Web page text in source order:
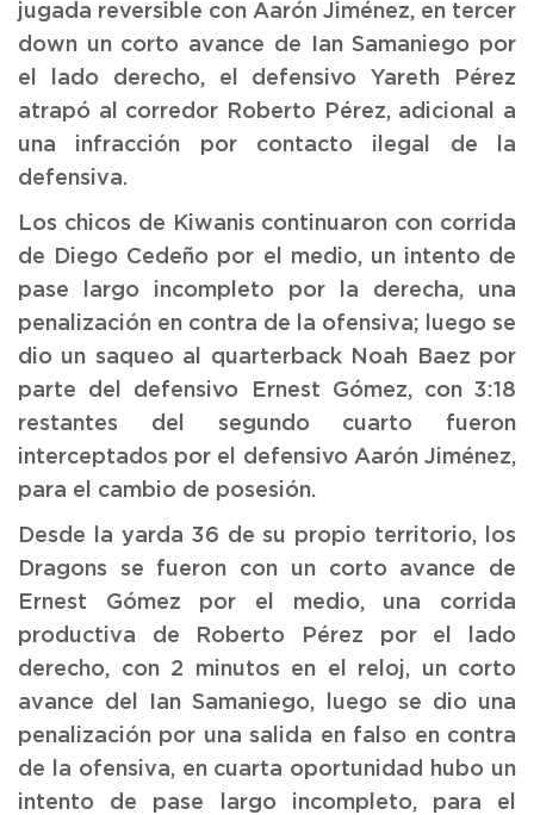
jugada reversible con Aarón Jiménez, en tercer
down un corto avance de Ian Samaniego por
el lado derecho, el defensivo Yareth Pérez
atrapó al corredor Roberto Pérez, adicional a
una infracción por contacto ilegal de la
defensiva.
Los chicos de Kiwanis continuaron con corrida
de Diego Cedeño por el medio, un intento de
pase largo incompleto por la derecha, una
penalización en contra de la ofensiva; luego se
dio un saqueo al quarterback Noah Baez por
parte del defensivo Ernest Gómez, con 3:18
restantes del segundo cuarto fueron
interceptados por el defensivo Aarón Jiménez,
para el cambio de posesión.
Desde la yarda 36 de su propio territorio, los
Dragons se fueron con un corto avance de
Ernest Gómez por el medio, una corrida
productiva de Roberto Pérez por el lado
derecho, con 2 minutos en el reloj, un corto
avance del Ian Samaniego, luego se dio una
penalización por una salida en falso en contra
de la ofensiva, en cuarta oportunidad hubo un
intento de pase largo incompleto, para el